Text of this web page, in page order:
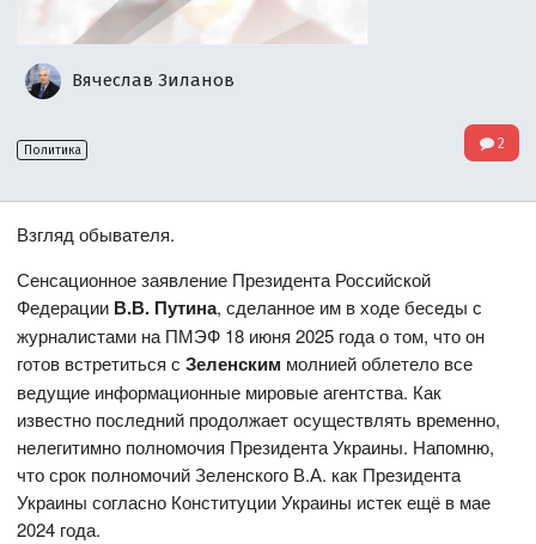
Вячеслав Зиланов
Политика 2
Взгляд обывателя.
Сенсационное заявление Президента Российской
Федерации В.В. Путина, сделанное им в ходе беседы с
журналистами на ПМЭФ 18 июня 2025 года о том, что он
готов встретиться сЗеленским молнией облетело все
ведущие информационные мировые агентства. Как
известно последний продолжает осуществлять временно,
нелегитимно полномочия Президента Украины. Напомню,
что срок полномочий Зеленского В.А. как Президента
Украины согласно Конституции Украины истек ещё в мае
2024 года.